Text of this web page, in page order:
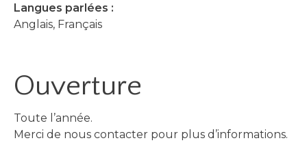
Langues parlées :
Anglais, Français
Ouverture
Toute l’année.
Merci de nous contacter pour plus d’informations.